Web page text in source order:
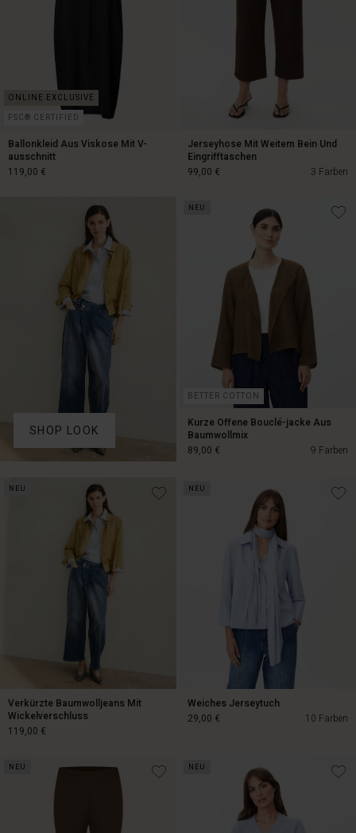
FSC® CERTIFIED
Ballonkleid Aus Viskose Mit V-
ausschnitt
119,00 €
Jerseyhose Mit Weitem Bein Und
Eingrifftaschen
3 Farben
99,00 €
SHOP LOOK
NEU
BETTER COTTON
Kurze Offene Bouclé-jacke Aus
Baumwollmix
9 Farben
89,00 €
NEU
Verkürzte Baumwolljeans Mit
Wickelverschluss
119,00 €
NEU
Weiches Jerseytuch
10 Farben
29,00 €
NEU NEU